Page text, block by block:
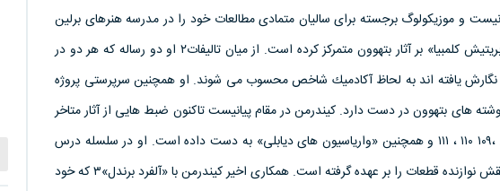
«ويليام كيندرمن»۱ پيانيست و موزيكولوگ برجسته براى ساليان متمادى مطالعات خود را در مدرسه هنرهاى برلين
و دانشگاه هاى «ويكتوريا» و «بريتيش كلمبيا» بر آثار بتهوون متمركز كرده است. از ميان تاليفات۲ او دو رساله كه هر دو در
نگارش يافته اند به لحاظ آكادميك شاخص محسوب مى شوند. او همچنين سرپرستى پروژه
هاى بتهوون در دست دارد. كيندرمن در مقام پيانيست تاكنون ضبط هايى از آثار متاخر
بتهوون نظير سونات هاى اپوس ،۱۰۹ ۱۱۰ ، ۱۱۱ و همچنين «وارياسيون هاى ديابلى» به دست داده است. او در سلسله درس
گفتارهاى تحليل موسيقى خود نقش نوازنده قطعات را بر عهده گرفته است. همكارى اخير كيندرمن با «آلفرد برندل»۳ كه خود